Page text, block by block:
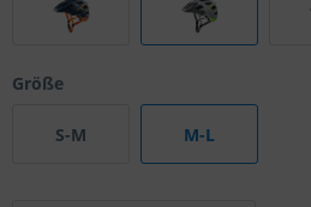
Größe
S-M M-L